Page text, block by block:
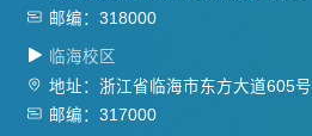
邮编：318000
临海校区
地址：浙江省临海市东方大道605号
邮编：317000